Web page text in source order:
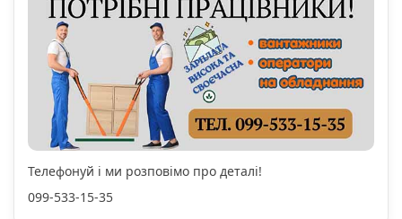
Телефонуй і ми розповімо про деталі!
099-533-15-35